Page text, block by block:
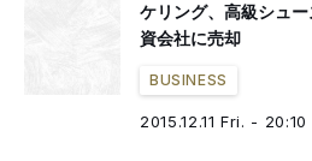
ケリング、高級シュ
資会社に売却
BUSINESS
2015.12.11 Fri. - 20:10